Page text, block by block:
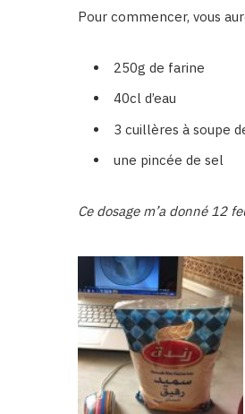
Pour commencer, vous
250g de farine
40cl d’eau
3 cuillères à soupe
une pincée de sel
Ce dosage m’a donné 12